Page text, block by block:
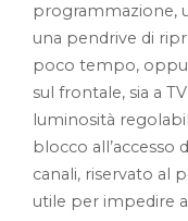
programmazione,
una pendrive di
poco tempo,
sul frontale, sia a
luminosità
blocco
canali, riservato al
utile per impedire